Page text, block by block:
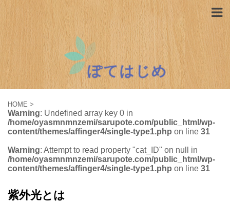
HOME >
Warning: Undefined array key 0 in
/home/oyasmnmnzemi/sarupote.com/public_html/wp-
content/themes/affinger4/single-type1.php on line 31
Warning: Attempt to read property "cat_ID" on null in
/home/oyasmnmnzemi/sarupote.com/public_html/wp-
content/themes/affinger4/single-type1.php on line 31
紫外光とは